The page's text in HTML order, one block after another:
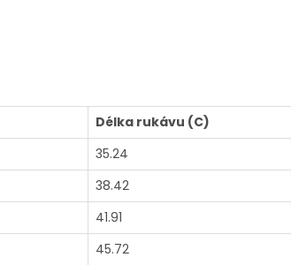
Délka rukávu (C)
35.24
38.42
41.91
45.72